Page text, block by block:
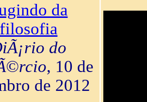
da
filosofia
do
, 10 de
de 2012